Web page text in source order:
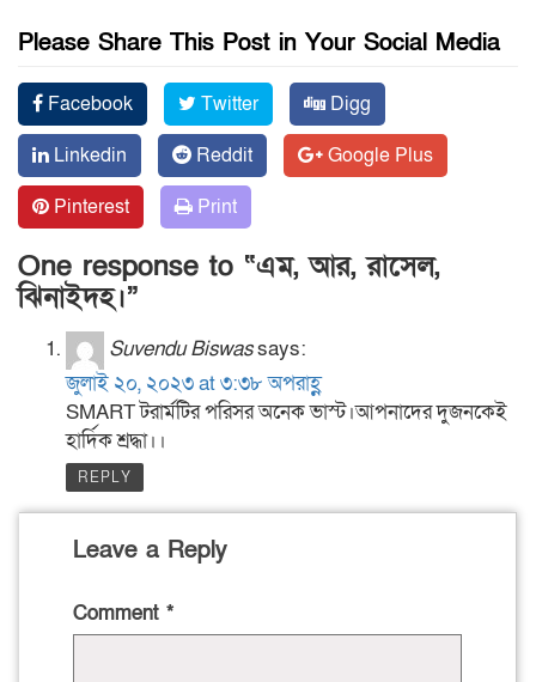
Please Share This Post in Your Social Media
Facebook Twitter
Digg
Linkedin
Reddit
Google Plus
Pinterest
Print
One response to “এম, আর, রাসেল,
ঝিনাইদহ।”
Suvendu Biswassays:
জুলাই ২০, ২০২৩ at ৩:৩৮ অপরাহ্ণ
SMART টরার্মটির পরিসর অনেক ভাস্ট।আপনাদের দুজনকেই
হার্দিক শ্রদ্ধা।।
REPLY
Leave a Reply
Comment *